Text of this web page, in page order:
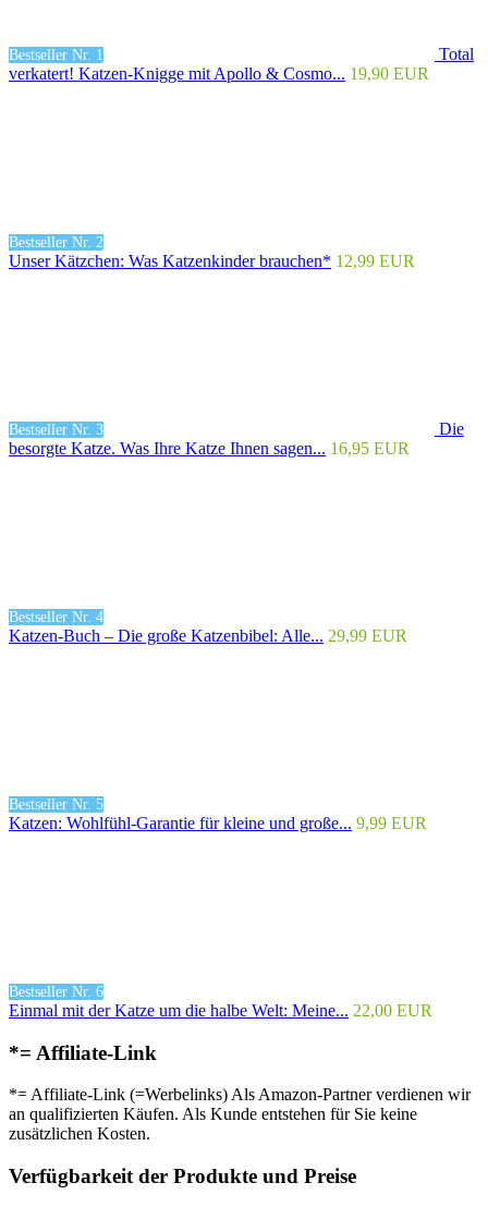
Bestseller Nr. 1
Total
verkatert! Katzen-Knigge mit Apollo & Cosmo... 19,90 EUR
Bestseller Nr. 2
Unser Kätzchen: Was Katzenkinder brauchen* 12,99 EUR
Bestseller Nr. 3
Die
besorgte Katze. Was Ihre Katze Ihnen sagen... 16,95 EUR
Bestseller Nr. 4
Katzen-Buch – Die große Katzenbibel: Alle... 29,99 EUR
Bestseller Nr. 5
Katzen: Wohlfühl-Garantie für kleine und große... 9,99 EUR
Bestseller Nr. 6
Einmal mit der Katze um die halbe Welt: Meine... 22,00 EUR
*= Affiliate-Link
*= Affiliate-Link (=Werbelinks) Als Amazon-Partner verdienen wir
an qualifizierten Käufen. Als Kunde entstehen für Sie keine
zusätzlichen Kosten.
Verfügbarkeit der Produkte und Preise